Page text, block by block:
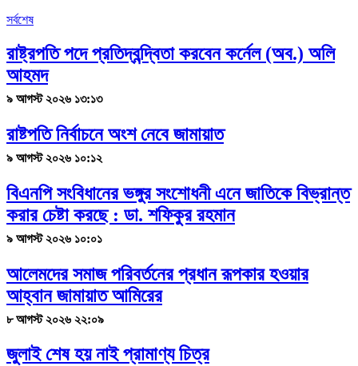
সর্বশেষ
রাষ্ট্রপতি পদে প্রতিদ্বন্দ্বিতা করবেন কর্নেল (অব.) অলি
আহমদ
৯ আগস্ট ২০২৬ ১৩:১৩
রাষ্টপতি নির্বাচনে অংশ নেবে জামায়াত
৯ আগস্ট ২০২৬ ১০:১২
বিএনপি সংবিধানের ভঙ্গুর সংশোধনী এনে জাতিকে বিভ্রান্ত
করার চেষ্টা করছে : ডা. শফিকুর রহমান
৯ আগস্ট ২০২৬ ১০:০১
আলেমদের সমাজ পরিবর্তনের প্রধান রূপকার হওয়ার
আহ্বান জামায়াত আমিরের
৮ আগস্ট ২০২৬ ২২:০৯
জুলাই শেষ হয় নাই প্রামাণ্য চিত্র